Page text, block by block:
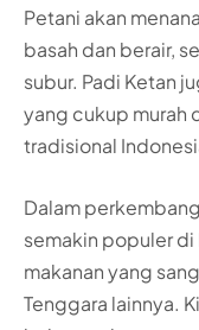
Petani akan
basah dan berair,
subur. Padi Ketan
yang cukup murah
tradisional
Dalam
semakin populer
makanan yang
Tenggara lainnya.